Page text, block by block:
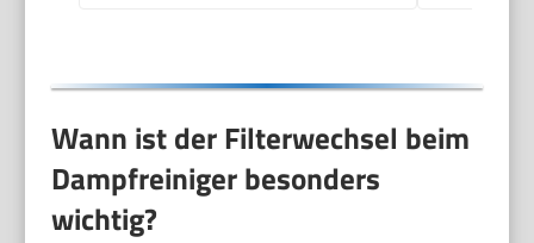
Wann ist der Filterwechsel beim
Dampfreiniger besonders
wichtig?